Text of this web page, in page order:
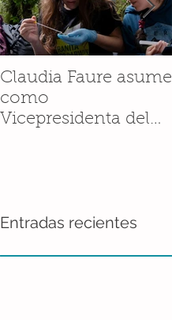
Claudia Faure asume
como
Vicepresidenta del
Entradas recientes